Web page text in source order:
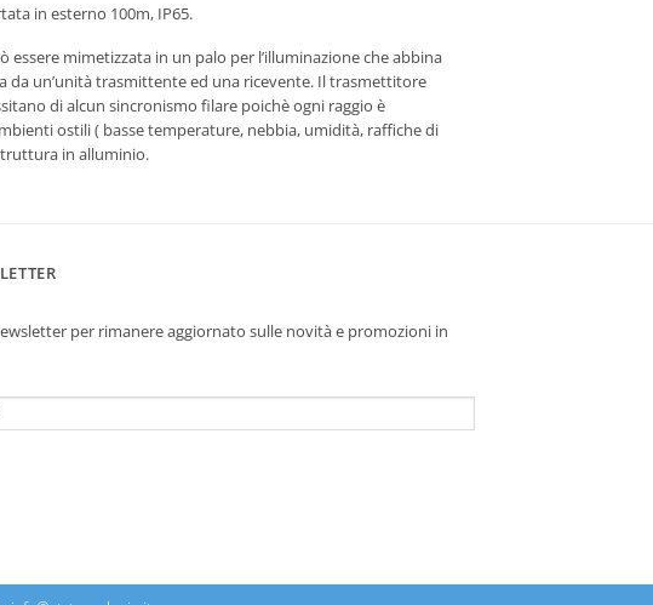
in esterno 100m, IP65.
mimetizzata in un palo per l’illuminazione che abbina
da un’unità trasmittente ed una ricevente. Il trasmettitore
di alcun sincronismo filare poichè ogni raggio è
ostili ( basse temperature, nebbia, umidità, raffiche di
in alluminio.
per rimanere aggiornato sulle novità e promozioni in